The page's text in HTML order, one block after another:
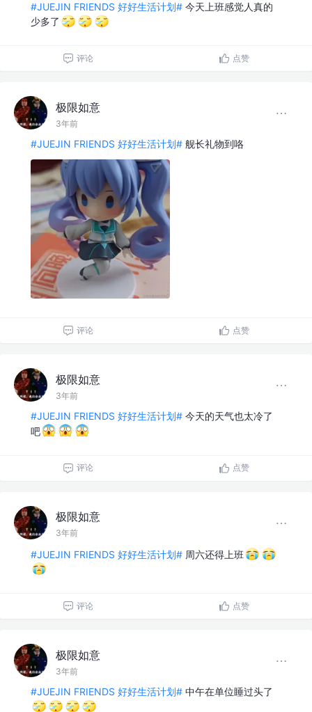
#JUEJIN FRIENDS 好好生活计划# 今天上班感觉人真的
少多了
评论 点赞
极限如意
3年前
#JUEJIN FRIENDS 好好生活计划# 舰长礼物到咯
评论 点赞
极限如意
3年前
#JUEJIN FRIENDS 好好生活计划# 今天的天气也太冷了
吧
评论 点赞
极限如意
3年前
#JUEJIN FRIENDS 好好生活计划# 周六还得上班
评论 点赞
极限如意
3年前
#JUEJIN FRIENDS 好好生活计划# 中午在单位睡过头了